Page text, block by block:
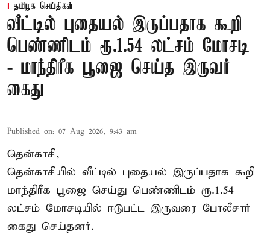
தமிழக செய்திகள்
வீட்டில் புதையல் இருப்பதாக கூறி
பெண்ணிடம் ரூ.1.54 லட்சம் மோசடி
- மாந்திரீக பூஜை செய்த இருவர்
கைது
Published on: 07 Aug 2026, 9:43 am
தென்காசி,
தென்காசியில் வீட்டில் புதையல் இருப்பதாக கூறி
மாந்திரீக பூஜை செய்து பெண்ணிடம் ரூ.1.54
லட்சம் மோசடியில் ஈடுபட்ட இருவரை போலீசார்
கைது செய்தனர்.